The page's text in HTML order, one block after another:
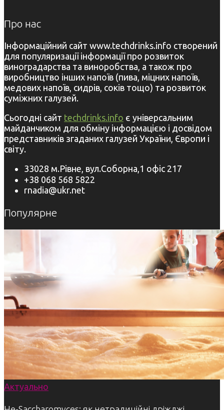
Про нас
Інформаційний сайт www.techdrinks.info створений
для популяризації інформації про розвиток
виноградарства та виноробства, а також про
виробництво інших напоїв (пива, міцних напоїв,
медових напоїв, сидрів, соків тощо) та розвиток
суміжних галузей.
Сьогодні сайт techdrinks.info є універсальним
майданчиком для обміну інформацією і досвідом
представників згаданих галузей України, Європи і
світу.
33028 м.Рівне, вул.Соборна,1 офіс 217
+38 068 568 5822
rnadia@ukr.net
Популярне
Актуально